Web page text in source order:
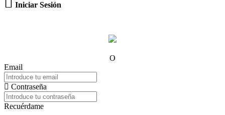
Iniciar Sesión
O
Email
Contraseña
Recuérdame